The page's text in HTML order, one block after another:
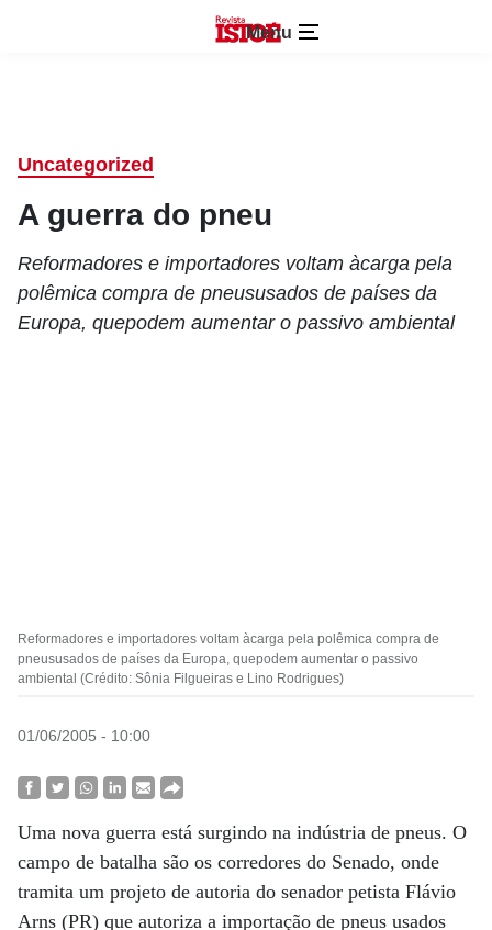
Menu
Uncategorized
A guerra do pneu
Reformadores e importadores voltam àcarga pela
polêmica compra de pneususados de países da
Europa, quepodem aumentar o passivo ambiental
Reformadores e importadores voltam àcarga pela polêmica compra de
pneususados de países da Europa, quepodem aumentar o passivo
ambiental (Crédito: Sônia Filgueiras e Lino Rodrigues)
01/06/2005 - 10:00
Uma nova guerra está surgindo na indústria de pneus. O
campo de batalha são os corredores do Senado, onde
tramita um projeto de autoria do senador petista Flávio
Arns (PR) que autoriza a importação de pneus usados